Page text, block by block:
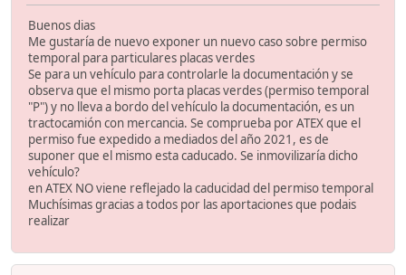
Buenos dias
Me gustaría de nuevo exponer un nuevo caso sobre permiso
temporal para particulares placas verdes
Se para un vehículo para controlarle la documentación y se
observa que el mismo porta placas verdes (permiso temporal
"P") y no lleva a bordo del vehículo la documentación, es un
tractocamión con mercancia. Se comprueba por ATEX que el
permiso fue expedido a mediados del año 2021, es de
suponer que el mismo esta caducado. Se inmovilizaría dicho
vehículo?
en ATEX NO viene reflejado la caducidad del permiso temporal
Muchísimas gracias a todos por las aportaciones que podais
realizar